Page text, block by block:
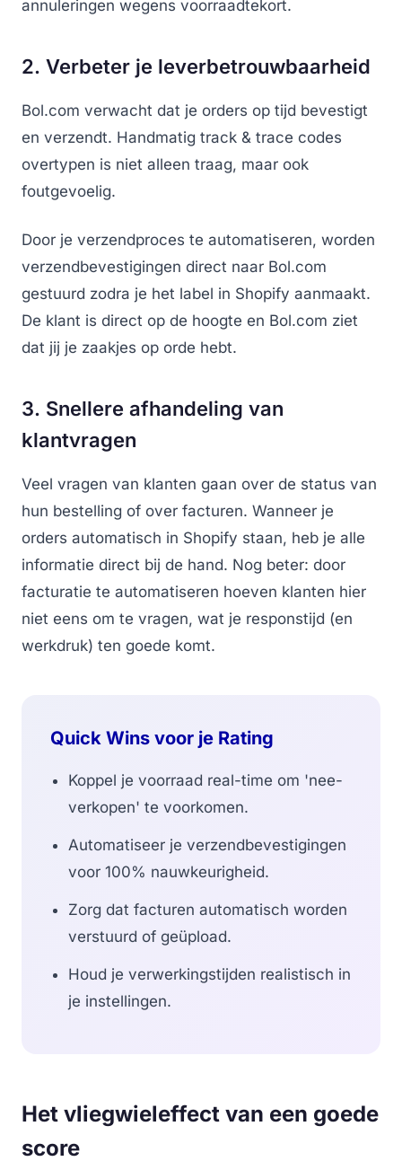
annuleringen wegens voorraadtekort.
2. Verbeter je leverbetrouwbaarheid
Bol.com verwacht dat je orders op tijd bevestigt
en verzendt. Handmatig track & trace codes
overtypen is niet alleen traag, maar ook
foutgevoelig.
Door je verzendproces te automatiseren, worden
verzendbevestigingen direct naar Bol.com
gestuurd zodra je het label in Shopify aanmaakt.
De klant is direct op de hoogte en Bol.com ziet
dat jij je zaakjes op orde hebt.
3. Snellere afhandeling van
klantvragen
Veel vragen van klanten gaan over de status van
hun bestelling of over facturen. Wanneer je
orders automatisch in Shopify staan, heb je alle
informatie direct bij de hand. Nog beter: door
facturatie te automatiseren hoeven klanten hier
niet eens om te vragen, wat je responstijd (en
werkdruk) ten goede komt.
Quick Wins voor je Rating
Koppel je voorraad real-time om 'nee-
verkopen' te voorkomen.
Automatiseer je verzendbevestigingen
voor 100% nauwkeurigheid.
Zorg dat facturen automatisch worden
verstuurd of geüpload.
Houd je verwerkingstijden realistisch in
je instellingen.
Het vliegwieleffect van een goede
score